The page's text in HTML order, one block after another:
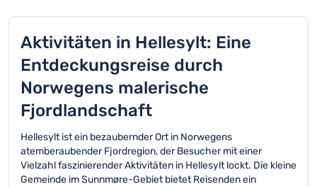
Aktivitäten in Hellesylt: Eine
Entdeckungsreise durch
Norwegens malerische
Fjordlandschaft
Hellesylt ist ein bezaubernder Ort in Norwegens
atemberaubender Fjordregion, der Besucher mit einer
Vielzahl faszinierender Aktivitäten in Hellesylt lockt. Die kleine
Gemeinde im Sunnmøre-Gebiet bietet Reisenden ein